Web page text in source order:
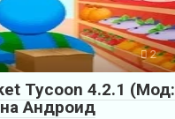
2
Tycoon 4.2.1 (Мод:
Андроид